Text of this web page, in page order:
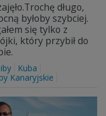
długo,
byłoby szybciej.
się tylko z
który przybił do
Kuba
Kanaryjskie